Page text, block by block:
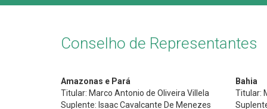
Conselho de Representantes
Amazonas e Pará
Titular: Marco Antonio de Oliveira Villela
Suplente: Isaac Cavalcante De Menezes
Bahia
Titular: